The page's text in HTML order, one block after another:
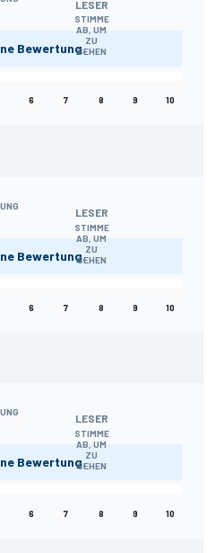
LESER
STIMME
AB, UM
ZU
SEHEN
Bewertung.
6 7 8 9 10
LESER
STIMME
AB, UM
ZU
SEHEN
Bewertung.
6 7 8 9 10
LESER
STIMME
AB, UM
ZU
SEHEN
Bewertung.
6 7 8 9 10